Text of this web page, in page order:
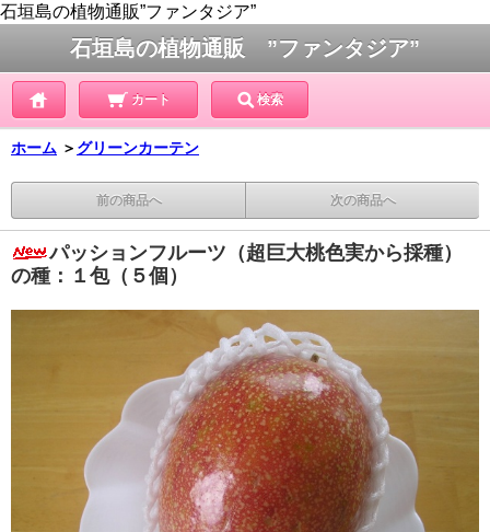
石垣島の植物通販”ファンタジア”
石垣島の植物通販 ”ファンタジア”
カート 検索
ホーム ＞ グリーンカーテン
前の商品へ 次の商品へ
パッションフルーツ（超巨大桃色実から採種）
の種：１包（５個）